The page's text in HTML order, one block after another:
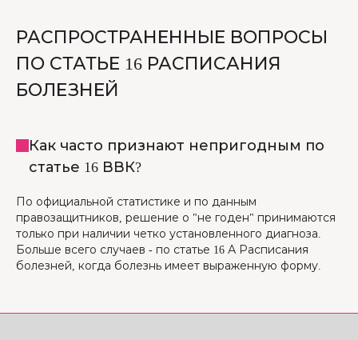
РАСПРОСТРАНЕННЫЕ ВОПРОСЫ
ПО СТАТЬЕ 16 РАСПИСАНИЯ
БОЛЕЗНЕЙ
Как часто признают непригодным по
статье 16 ВВК?
По официальной статистике и по данным
правозащитников, решение о "не годен" принимаются
только при наличии четко установленного диагноза.
Больше всего случаев - по статье 16 А Расписания
болезней, когда болезнь имеет выраженную форму.